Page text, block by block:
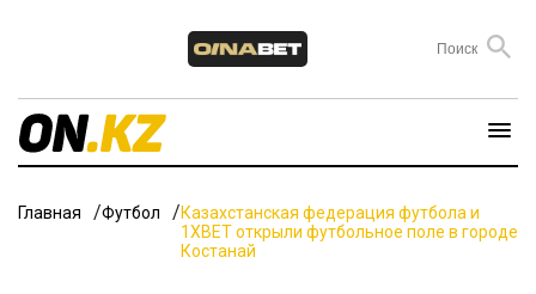
Главная Футбол
Казахстанская федерация футбола и
1XBET открыли футбольное поле в городе
Костанай